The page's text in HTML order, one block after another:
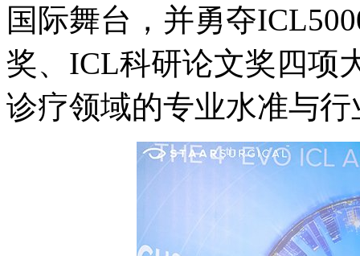
国际舞台，并勇夺
奖、ICL科研论文奖四项
诊疗领域的专业水准与